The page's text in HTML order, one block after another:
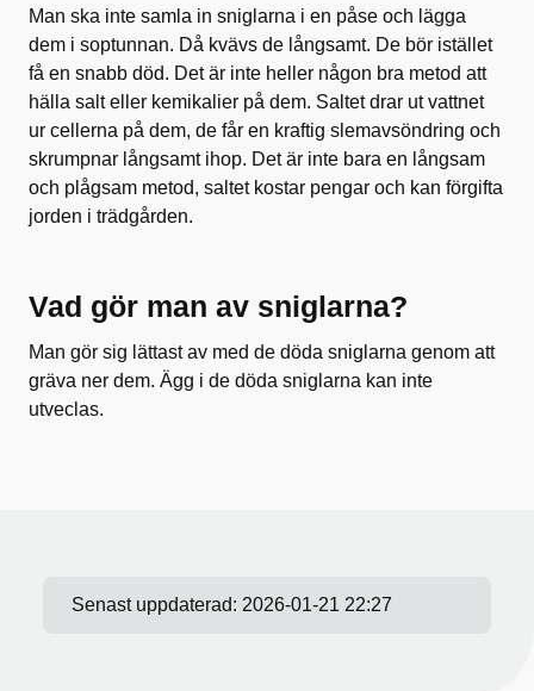
Man ska inte samla in sniglarna i en påse och lägga
dem i soptunnan. Då kvävs de långsamt. De bör istället
få en snabb död. Det är inte heller någon bra metod att
hälla salt eller kemikalier på dem. Saltet drar ut vattnet
ur cellerna på dem, de får en kraftig slemavsöndring och
skrumpnar långsamt ihop. Det är inte bara en långsam
och plågsam metod, saltet kostar pengar och kan förgifta
jorden i trädgården.
Vad gör man av sniglarna?
Man gör sig lättast av med de döda sniglarna genom att
gräva ner dem. Ägg i de döda sniglarna kan inte
utveclas.
Senast uppdaterad: 2026-01-21 22:27